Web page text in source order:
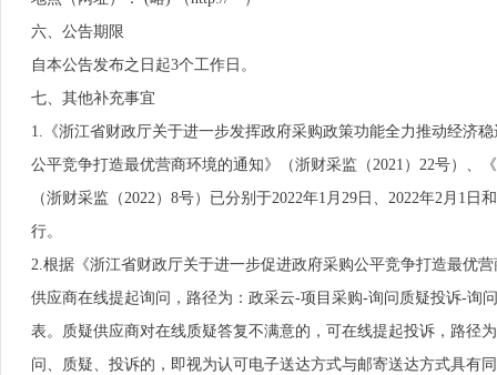
六、公告期限
自本公告发布之日起3个工作日。
七、其他补充事宜
1.《浙江省财政厅关于进一步发挥政府采购政策功能全力推动经济
公平竞争打造最优营商环境的通知》（浙财采监（2021）22号）
（浙财采监（2022）8号）已分别于2022年1月29日、2022年2月1
行。
2.根据《浙江省财政厅关于进一步促进政府采购公平竞争打造最优
供应商在线提起询问，路径为：政采云-项目采购-询问质疑投诉-询
表。质疑供应商对在线质疑答复不满意的，可在线提起投诉，路径
问、质疑、投诉的，即视为认可电子送达方式与邮寄送达方式具有